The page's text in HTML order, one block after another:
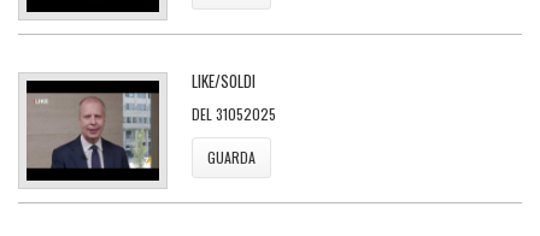
LIKE/SOLDI
DEL 31052025
GUARDA